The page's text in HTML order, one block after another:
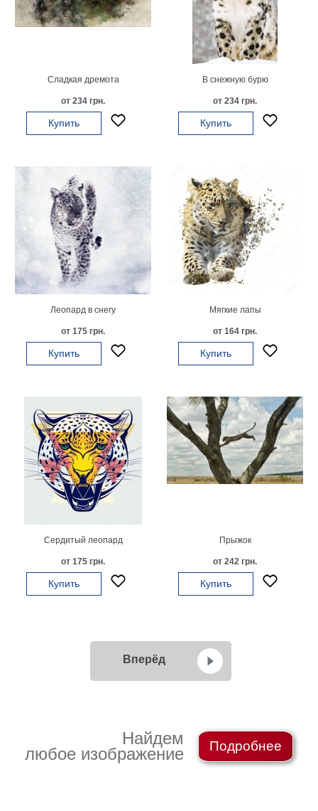
Сладкая дремота
от 234 грн.
Купить
В снежную бурю
от 234 грн.
Купить
Леопард в снегу
от 175 грн.
Купить
Мягкие лапы
от 164 грн.
Купить
Сердитый леопард
от 175 грн.
Купить
Прыжок
от 242 грн.
Купить
Вперёд
Найдем
любое изображение
Подробнее